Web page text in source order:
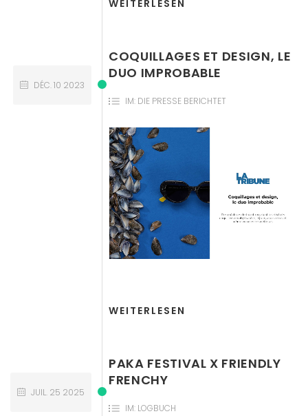
WEITERLESEN
COQUILLAGES ET DESIGN, LE
DUO IMPROBABLE
IM: DIE PRESSE BERICHTET
DÉC.10 2023
WEITERLESEN
PAKA FESTIVAL X FRIENDLY
FRENCHY
IM: LOGBUCH
JUIL. 25 2025